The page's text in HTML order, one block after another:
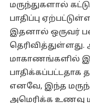
மருந்துகளால்
பாதிப்பு
இதனால் ஒருவர்
மாகாணங்களில்
எனவே, இந்த
அமெரிக்க உணவு